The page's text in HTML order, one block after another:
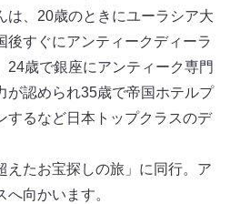
は、20歳のときにユーラシア大
後すぐにアンティークディーラ
24歳で銀座にアンティーク専門
が認められ35歳で帝国ホテルプ
するなど日本トップクラスのデ
えたお宝探しの旅」に同行。ア
向かいます。